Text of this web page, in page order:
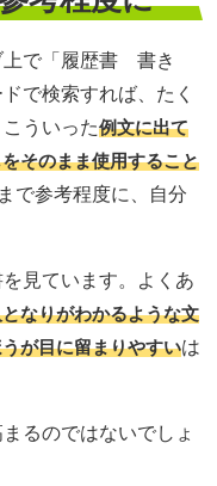
上で「履歴書 書き
で検索すれば、たく
ういった例文に出て
そのまま使用すること
で参考程度に、自分
見ています。よくあ
なりがわかるような文
が目に留まりやすいは
るのではないでしょ